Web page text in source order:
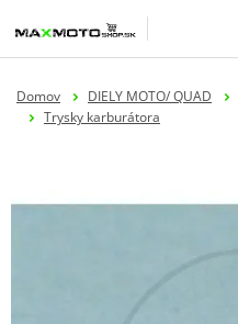
Domov DIELY MOTO/ QUAD
Trysky karburátora